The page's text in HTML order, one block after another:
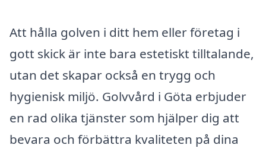
Att hålla golven i ditt hem eller företag i
gott skick är inte bara estetiskt tilltalande,
utan det skapar också en trygg och
hygienisk miljö. Golvvård i Göta erbjuder
en rad olika tjänster som hjälper dig att
bevara och förbättra kvaliteten på dina